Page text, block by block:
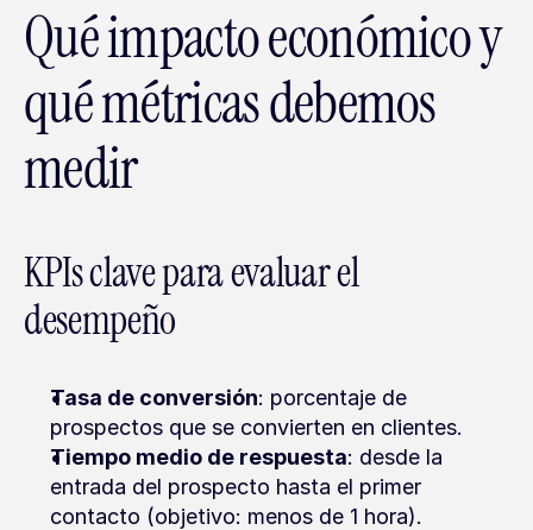
Qué impacto económico y
qué métricas debemos
medir
KPIs clave para evaluar el
desempeño
Tasa de conversión: porcentaje de
prospectos que se convierten en clientes.
Tiempo medio de respuesta: desde la
entrada del prospecto hasta el primer
contacto (objetivo: menos de 1 hora).